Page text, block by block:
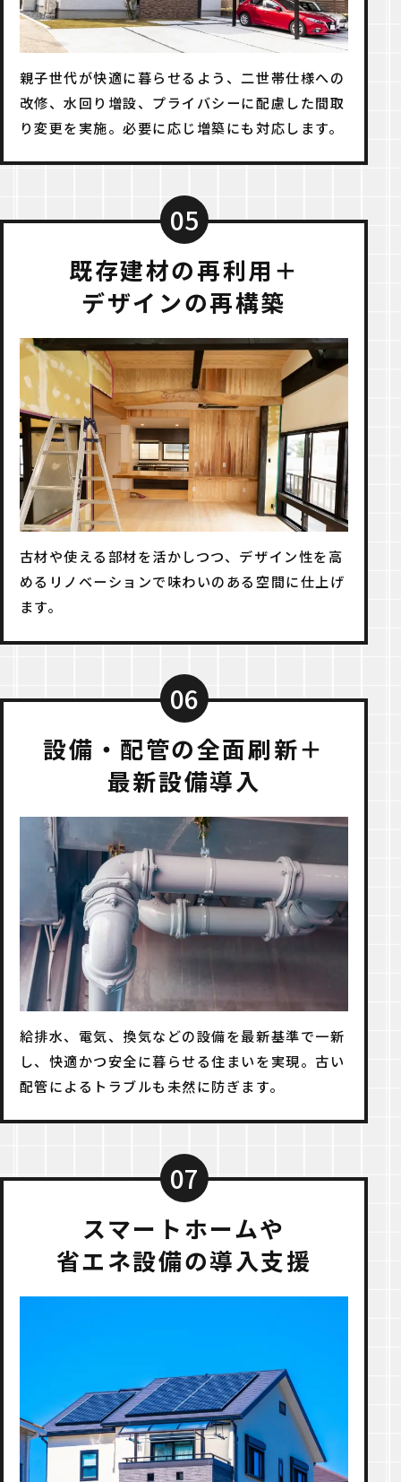
親子世代が快適に暮らせるよう、二世帯仕様への
改修、水回り増設、プライバシーに配慮した間取
り変更を実施。必要に応じ増築にも対応します。
05
既存建材の再利用＋
デザインの再構築
古材や使える部材を活かしつつ、デザイン性を高
めるリノベーションで味わいのある空間に仕上げ
ます。
06
設備・配管の全面刷新＋
最新設備導入
給排水、電気、換気などの設備を最新基準で一新
し、快適かつ安全に暮らせる住まいを実現。古い
配管によるトラブルも未然に防ぎます。
07
スマートホームや
省エネ設備の導入支援